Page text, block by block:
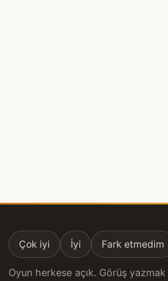
Çok iyi İyi Fark etmedim
Oyun herkese açık. Görüş